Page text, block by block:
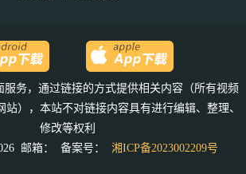
服务，通过链接的方式提供相关内容（所有视频
站），本站不对链接内容具有进行编辑、整理、
修改等权利
邮箱：
备案号： 湘ICP备2023002209号